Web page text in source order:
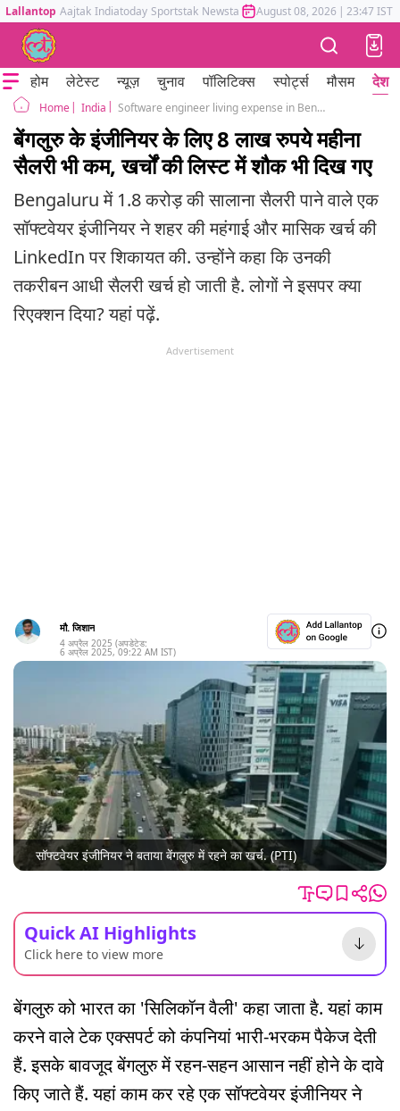
Lallantop Aajtak Indiatoday Sportstak Newstak Mumbai Tak Astrotak
August 08, 2026 | 23:47 IST
होम लेटेस्ट न्यूज़ चुनाव पॉलिटिक्स स्पोर्ट्स मौसम देश
Home India Software engineer living expense in Bengaluru 1 8 crores package half salary spent linkedin
बेंगलुरु के इंजीनियर के लिए 8 लाख रुपये महीना
सैलरी भी कम, खर्चों की लिस्ट में शौक भी दिख गए
Bengaluru में 1.8 करोड़ की सालाना सैलरी पाने वाले एक
सॉफ्टवेयर इंजीनियर ने शहर की महंगाई और मासिक खर्च की
LinkedIn पर शिकायत की. उन्होंने कहा कि उनकी
तकरीबन आधी सैलरी खर्च हो जाती है. लोगों ने इसपर क्या
रिएक्शन दिया? यहां पढ़ें.
Advertisement
मौ. जिशान
4 अप्रैल 2025 (अपडेटेड:
6 अप्रैल 2025, 09:22 AM IST)
सॉफ्टवेयर इंजीनियर ने बताया बेंगलुरु में रहने का खर्च. (PTI)
Quick AI Highlights
Click here to view more
बेंगलुरु को भारत का 'सिलिकॉन वैली' कहा जाता है. यहां काम
करने वाले टेक एक्सपर्ट को कंपनियां भारी-भरकम पैकेज देती
हैं. इसके बावजूद बेंगलुरु में रहन-सहन आसान नहीं होने के दावे
किए जाते हैं. यहां काम कर रहे एक सॉफ्टवेयर इंजीनियर ने